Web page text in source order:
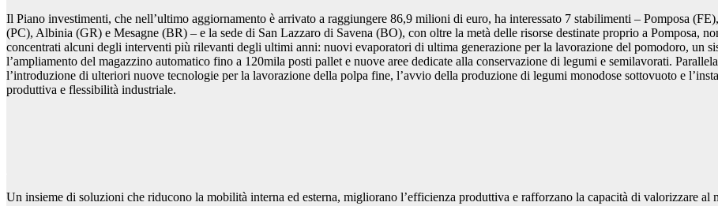
Il Piano investimenti, che nell’ultimo aggiornamento è arrivato a raggiungere 86,9 milioni di euro, ha interessato 7 stabilimenti – Pomposa
(PC), Albinia (GR) e Mesagne (BR) – e la sede di San Lazzaro di Savena (BO), con oltre la metà delle risorse destinate proprio a Pomposa,
concentrati alcuni degli interventi più rilevanti degli ultimi anni: nuovi evaporatori di ultima generazione per la lavorazione del pomodoro, un
l’ampliamento del magazzino automatico fino a 120mila posti pallet e nuove aree dedicate alla conservazione di legumi e semilavorati.
l’introduzione di ulteriori nuove tecnologie per la lavorazione della polpa fine, l’avvio della produzione di legumi monodose sottovuoto e
produttiva e flessibilità industriale.
Un insieme di soluzioni che riducono la mobilità interna ed esterna, migliorano l’efficienza produttiva e rafforzano la capacità di valorizzare al